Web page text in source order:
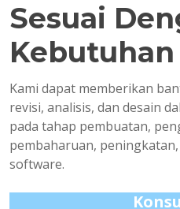
Sesuai
Kebutuhan
Kami dapat memberikan
revisi, analisis, dan desain
pada tahap pembuatan,
pembaharuan,
software.